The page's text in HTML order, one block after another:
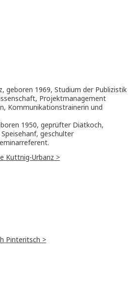
geboren 1969, Studium der Publizistik
Projektmanagement
Kommunikationstrainerin und
1950, geprüfter Diätkoch,
geschulter
Kuttnig-Urbanz >
Pinteritsch >